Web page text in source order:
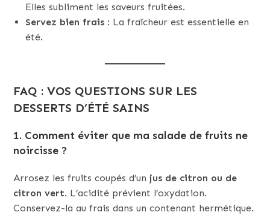
Elles subliment les saveurs fruitées.
Servez bien frais : La fraîcheur est essentielle en
été.
FAQ : VOS QUESTIONS SUR LES
DESSERTS D’ÉTÉ SAINS
1. Comment éviter que ma salade de fruits ne
noircisse ?
Arrosez les fruits coupés d’unjus de citron ou de
citron vert. L’acidité prévient l’oxydation.
Conservez-la au frais dans un contenant hermétique.